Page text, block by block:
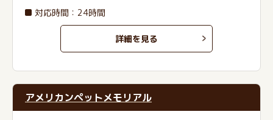
対応時間：24時間
詳細を見る
アメリカンペットメモリアル